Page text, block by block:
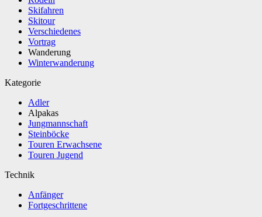
Skifahren
Skitour
Verschiedenes
Vortrag
Wanderung
Winterwanderung
Kategorie
Adler
Alpakas
Jungmannschaft
Steinböcke
Touren Erwachsene
Touren Jugend
Technik
Anfänger
Fortgeschrittene